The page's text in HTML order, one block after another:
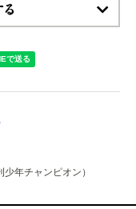
年チャンピオン）